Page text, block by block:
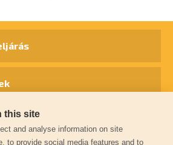
védelme
this site
and analyse information on site
to provide social media features and to